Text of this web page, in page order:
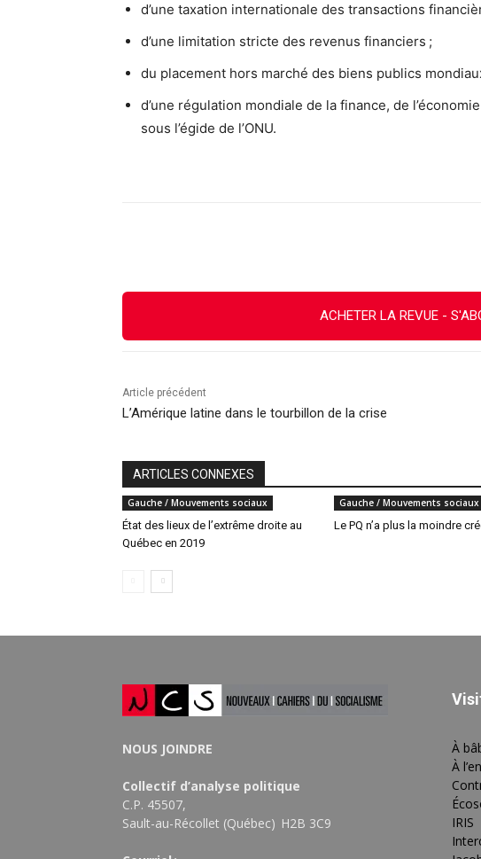
d’une taxation internationale des transactions
d’une limitation stricte des revenus financiers ;
du placement hors marché des biens publics
d’une régulation mondiale de la finance, de
sous l’égide de l’ONU.
ACHETER LA REVUE -
Article précédent
L’Amérique latine dans le tourbillon de la crise
ARTICLES CONNEXES
Gauche / Mouvements sociaux
État des lieux de l’extrême droite au
Québec en 2019
Gauche / Mouvements sociaux
Le PQ n’a plus la moindre
NOUS JOINDRE
Collectif d’analyse politique
C.P. 45507,
Sault-au-Récollet (Québec) H2B 3C9
À
À
IRIS